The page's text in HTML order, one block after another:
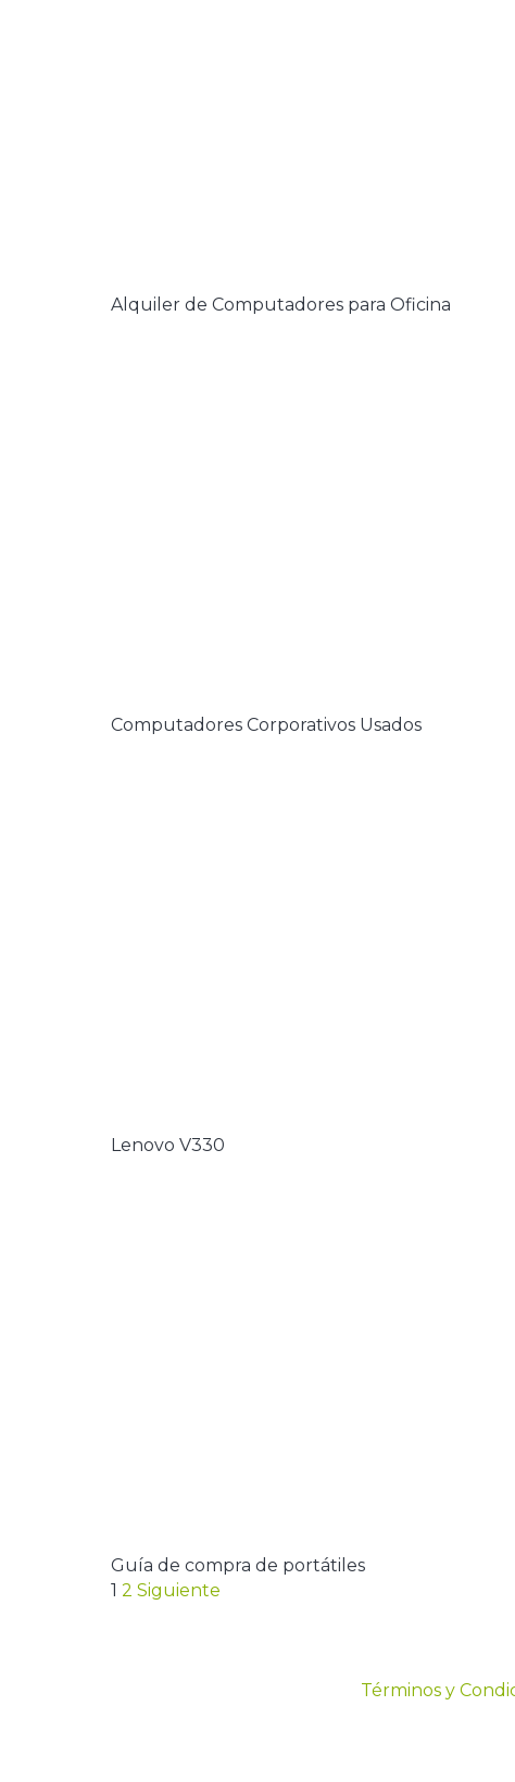
Alquiler de Computadores para Oficina
Computadores Corporativos Usados
Lenovo V330
Guía de compra de portátiles
1 2 Siguiente
Términos y